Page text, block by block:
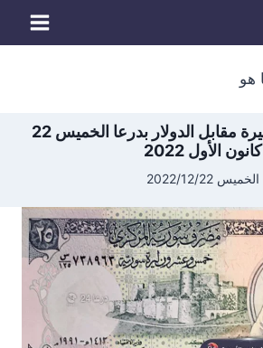
أسعار الذهب والليرة مقابل الدولار بدرعا الخميس 22
كانون الأول 2022
الخميس 2022/12/22